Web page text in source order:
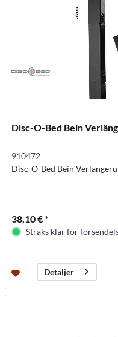
Disc-O-Bed Bein
910472
Disc-O-Bed Bein
38,10 € *
Straks klar for
Detaljer